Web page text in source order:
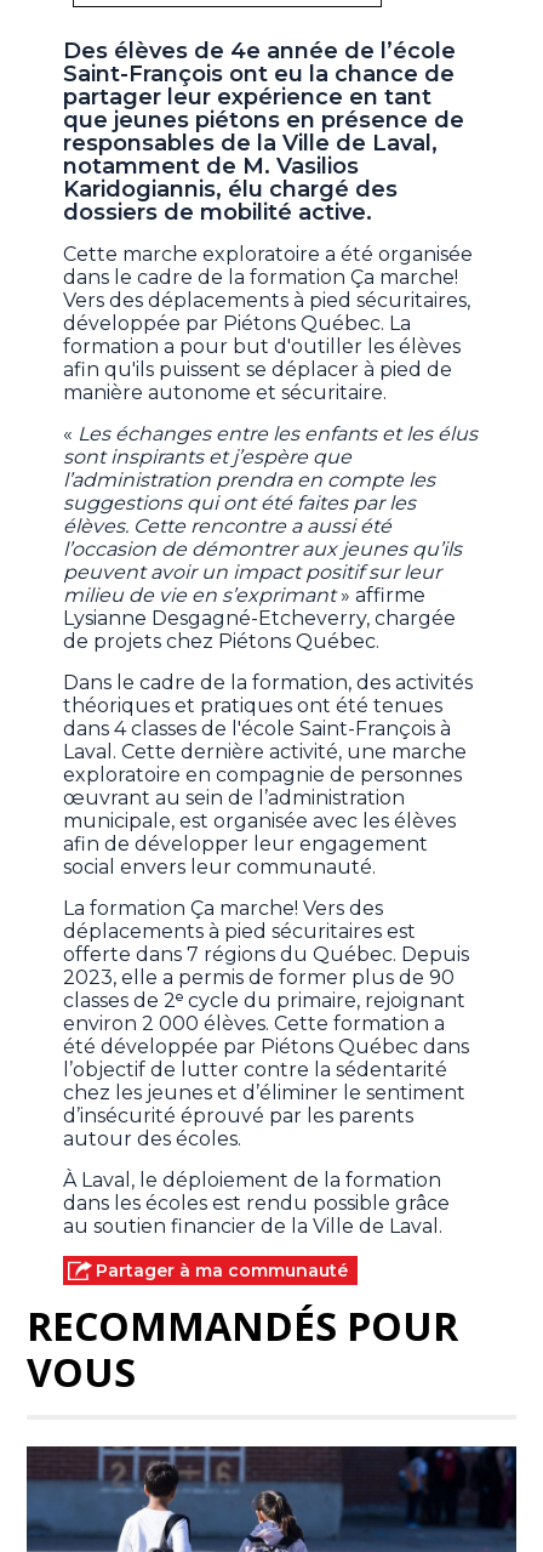
Des élèves de 4e année de l’école
Saint-François ont eu la chance de
partager leur expérience en tant
que jeunes piétons en présence de
responsables de la Ville de Laval,
notamment de M. Vasilios
Karidogiannis, élu chargé des
dossiers de mobilité active.
Cette marche exploratoire a été organisée
dans le cadre de la formation Ça marche!
Vers des déplacements à pied sécuritaires,
développée par Piétons Québec. La
formation a pour but d'outiller les élèves
afin qu'ils puissent se déplacer à pied de
manière autonome et sécuritaire.
« Les échanges entre les enfants et les élus
sont inspirants et j’espère que
l’administration prendra en compte les
suggestions qui ont été faites par les
élèves. Cette rencontre a aussi été
l’occasion de démontrer aux jeunes qu’ils
peuvent avoir un impact positif sur leur
milieu de vie en s’exprimant» affirme
Lysianne Desgagné-Etcheverry, chargée
de projets chez Piétons Québec.
Dans le cadre de la formation, des activités
théoriques et pratiques ont été tenues
dans 4 classes de l'école Saint-François à
Laval. Cette dernière activité, une marche
exploratoire en compagnie de personnes
œuvrant au sein de l’administration
municipale, est organisée avec les élèves
afin de développer leur engagement
social envers leur communauté.
La formation Ça marche! Vers des
déplacements à pied sécuritaires est
offerte dans 7 régions du Québec. Depuis
2023, elle a permis de former plus de 90
classes de 2ᵉ cycle du primaire, rejoignant
environ 2 000 élèves. Cette formation a
été développée par Piétons Québec dans
l’objectif de lutter contre la sédentarité
chez les jeunes et d’éliminer le sentiment
d’insécurité éprouvé par les parents
autour des écoles.
À Laval, le déploiement de la formation
dans les écoles est rendu possible grâce
au soutien financier de la Ville de Laval.
Partager à ma communauté
RECOMMANDÉS POUR
VOUS